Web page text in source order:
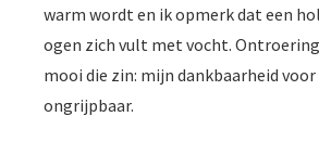
warm wordt en ik opmerk dat een
ogen zich vult met vocht.
mooi die zin: mijn dankbaarheid
ongrijpbaar.